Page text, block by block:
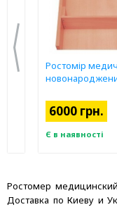
Ростомір
6000 грн.
Є в наявності
Ростомер
Доставка по Киеву и